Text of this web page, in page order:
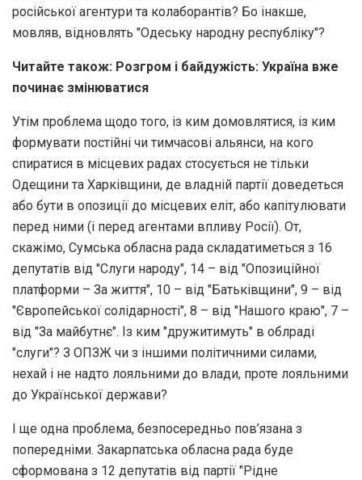
російської агентури та колаборантів? Бо інакше,
мовляв, відновлять "Одеську народну республіку"?
Читайте також: Розгром і байдужість: Україна вже
починає змінюватися
Утім проблема щодо того, із ким домовлятися, із ким
формувати постійні чи тимчасові альянси, на кого
спиратися в місцевих радах стосується не тільки
Одещини та Харківщини, де владній партії доведеться
або бути в опозиції до місцевих еліт, або капітулювати
перед ними (і перед агентами впливу Росії). От,
скажімо, Сумська обласна рада складатиметься з 16
депутатів від "Слуги народу", 14 – від "Опозиційної
платформи – За життя", 10 – від "Батьківщини", 9 – від
"Європейської солідарності", 8 – від "Нашого краю", 7 –
від "За майбутнє". Із ким "дружитимуть" в облраді
"слуги"? З ОПЗЖ чи з іншими політичними силами,
нехай і не надто лояльними до влади, проте лояльними
до Української держави?
І ще одна проблема, безпосередньо пов’язана з
попередніми. Закарпатська обласна рада буде
сформована з 12 депутатів від партії "Рідне